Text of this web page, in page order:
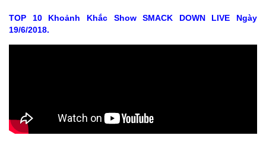
TOP 10 Khoảnh Khắc Show SMACK DOWN LIVE Ngày
19/6/2018.